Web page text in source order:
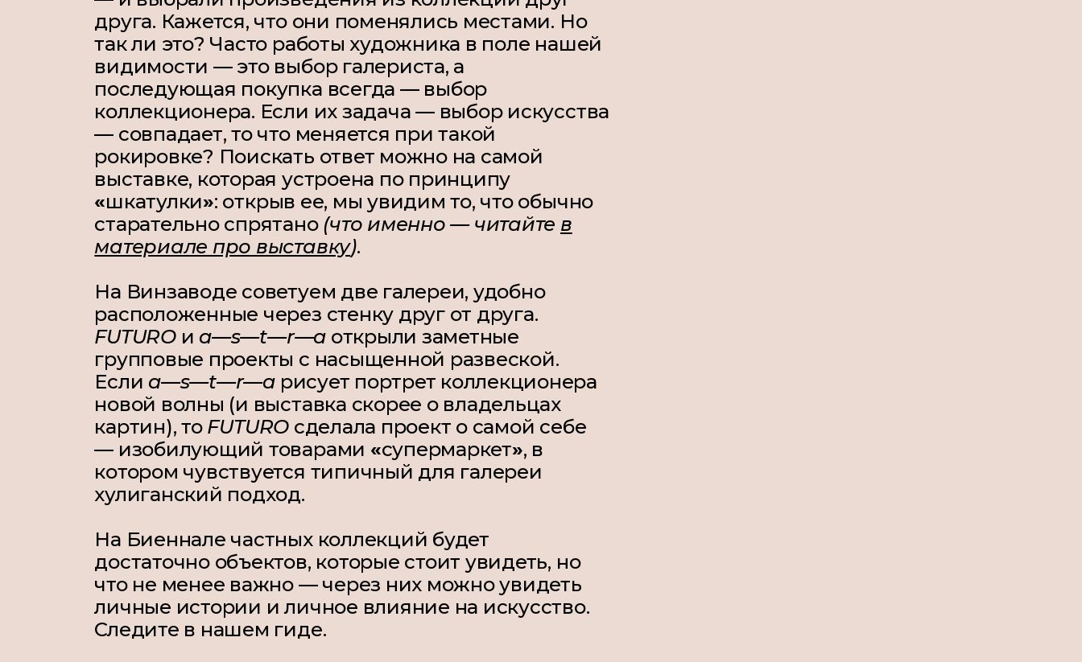
друга. Кажется, что они поменялись местами. Но
так ли это? Часто работы художника в поле нашей
видимости — это выбор галериста, а
последующая покупка всегда — выбор
коллекционера. Если их задача — выбор искусства
— совпадает, то что меняется при такой
рокировке? Поискать ответ можно на самой
выставке, которая устроена по принципу
«шкатулки»: открыв ее, мы увидим то, что обычно
старательно спрятано (что именно — читайте в
материале про выставку).
На Винзаводе советуем две галереи, удобно
расположенные через стенку друг от друга.
FUTUROи a—s—t—r—a открыли заметные
групповые проекты с насыщенной развеской.
Если a—s—t—r—aрисует портрет коллекционера
новой волны (и выставка скорее о владельцах
картин), то FUTURO сделала проект о самой себе
— изобилующий товарами «супермаркет», в
котором чувствуется типичный для галереи
хулиганский подход.
На Биеннале частных коллекций будет
достаточно объектов, которые стоит увидеть, но
что не менее важно — через них можно увидеть
личные истории и личное влияние на искусство.
Следите в нашем гиде.